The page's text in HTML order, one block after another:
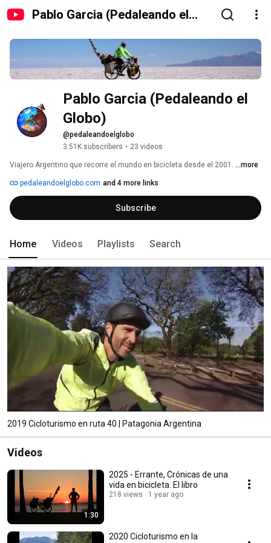
Pablo Garcia (Pedaleando el
Pablo Garcia (Pedaleando el
Globo)
@pedaleandoelglobo
3.51K subscribers • 23 videos
Viajero Argentino que recorre el mundo en bicicleta desde el 2001. ...more
pedaleandoelglobo.com and 4 more links
Subscribe
Home Videos Playlists Search
2019 Cicloturismo en ruta 40 | Patagonia Argentina
Videos
1:30
2025 - Errante, Crónicas de una
vida en bicicleta. El libro
218 views 1 year ago
2020 Cicloturismo en la